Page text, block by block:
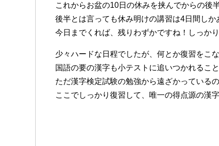
これからお盆の10日の休みを挟んでからの後
後半とは言っても休み明けの講習は4日間しか
今日までくれば、残りわずかですね！しっか
少々ハードな日程でしたが、何とか復習をこ
国語の要の漢字も小テストに追いつかれるこ
ただ漢字検定試験の勉強から遠ざかっている
ここでしっかり復習して、唯一の得点源の漢